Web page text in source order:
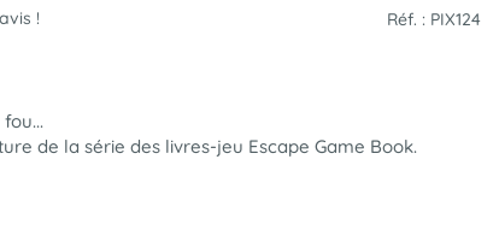
! Réf. : PIX124
de la série des livres-jeu Escape Game Book.